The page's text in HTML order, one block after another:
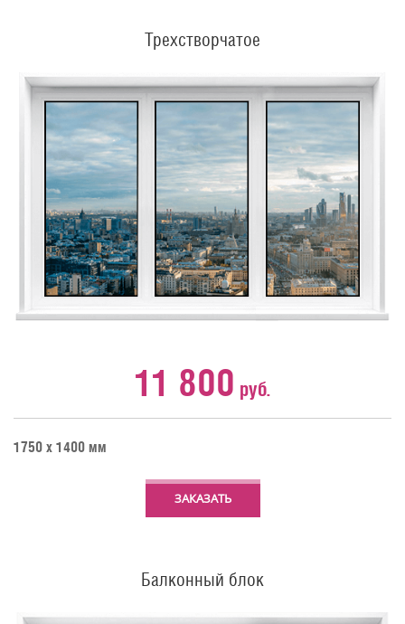
Трехстворчатое
11 800 руб.
1750 х 1400 мм
ЗАКАЗАТЬ
Балконный блок